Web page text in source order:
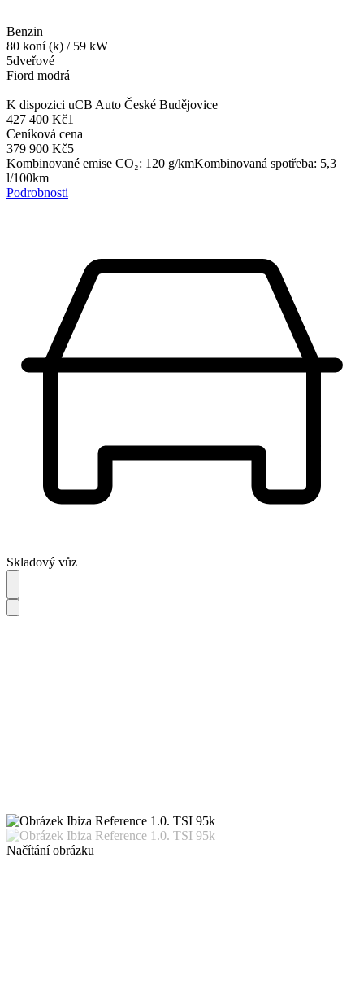
Benzin
80 koní (k) / 59 kW
5dveřové
Fiord modrá
K dispozici uCB Auto České Budějovice
427 400 Kč1
Ceníková cena
379 900 Kč5
Kombinované emise CO₂: 120 g/kmKombinovaná spotřeba: 5,3
l/100km
Podrobnosti
Skladový vůz
Načítání obrázku